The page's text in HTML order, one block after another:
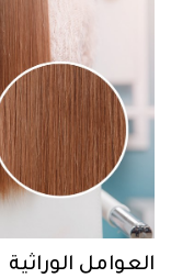
العوامل الوراثية